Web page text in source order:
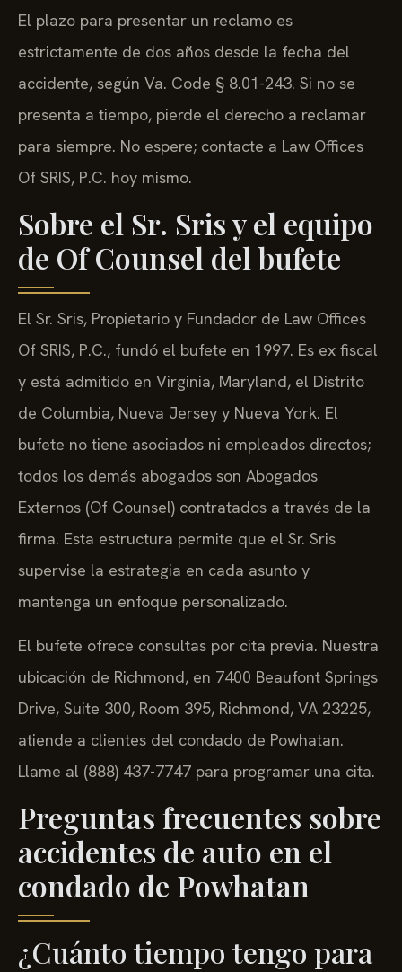
El plazo para presentar un reclamo es
estrictamente de dos años desde la fecha del
accidente, según Va. Code § 8.01-243. Si no se
presenta a tiempo, pierde el derecho a reclamar
para siempre. No espere; contacte a Law Offices
Of SRIS, P.C. hoy mismo.
Sobre el Sr. Sris y el equipo
de Of Counsel del bufete
El Sr. Sris, Propietario y Fundador de Law Offices
Of SRIS, P.C., fundó el bufete en 1997. Es ex fiscal
y está admitido en Virginia, Maryland, el Distrito
de Columbia, Nueva Jersey y Nueva York. El
bufete no tiene asociados ni empleados directos;
todos los demás abogados son Abogados
Externos (Of Counsel) contratados a través de la
firma. Esta estructura permite que el Sr. Sris
supervise la estrategia en cada asunto y
mantenga un enfoque personalizado.
El bufete ofrece consultas por cita previa. Nuestra
ubicación de Richmond, en 7400 Beaufont Springs
Drive, Suite 300, Room 395, Richmond, VA 23225,
atiende a clientes del condado de Powhatan.
Llame al (888) 437-7747 para programar una cita.
Preguntas frecuentes sobre
accidentes de auto en el
condado de Powhatan
¿Cuánto tiempo tengo para